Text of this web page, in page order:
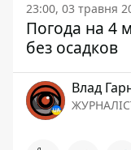
23:00, 03 травня
Погода на 4
без осадков
Влад